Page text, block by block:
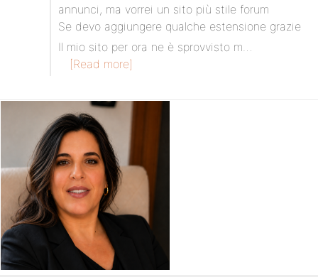
annunci, ma vorrei un sito più stile forum
Se devo aggiungere qualche estensione grazie
Il mio sito per ora ne è sprovvisto m…
[Read more]